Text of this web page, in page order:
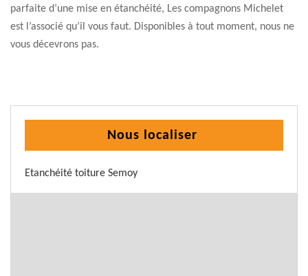
parfaite d’une mise en étanchéité, Les compagnons Michelet
est l’associé qu’il vous faut. Disponibles à tout moment, nous ne
vous décevrons pas.
Nous localiser
Etanchéité toiture Semoy